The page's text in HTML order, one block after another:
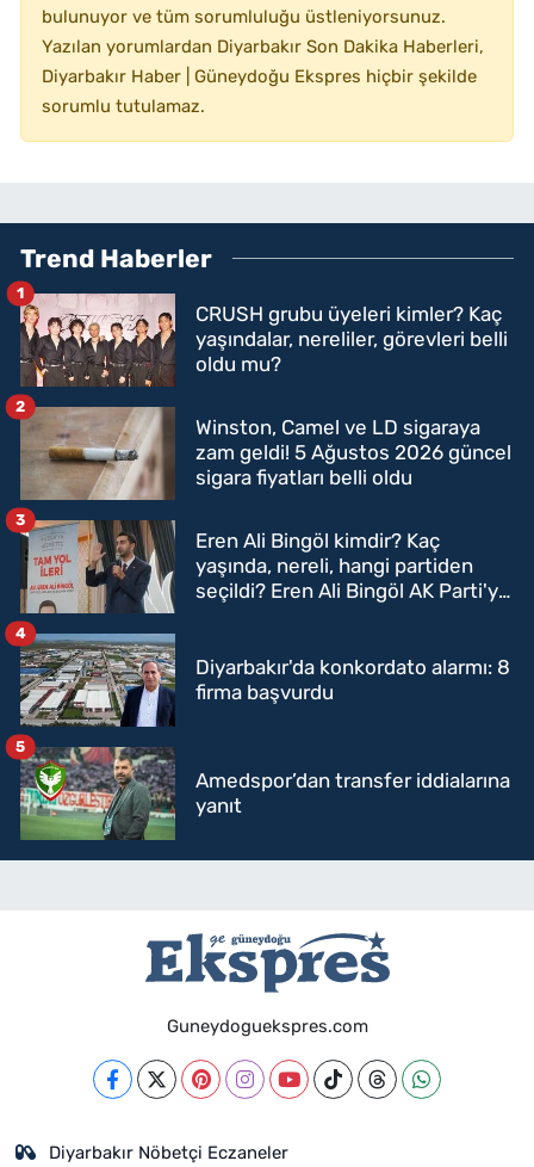
bulunuyor ve tüm sorumluluğu üstleniyorsunuz.
Yazılan yorumlardan Diyarbakır Son Dakika Haberleri,
Diyarbakır Haber | Güneydoğu Ekspres hiçbir şekilde
sorumlu tutulamaz.
Trend Haberler
CRUSH grubu üyeleri kimler? Kaç
yaşındalar, nereliler, görevleri belli
oldu mu?
1
Winston, Camel ve LD sigaraya
zam geldi! 5 Ağustos 2026 güncel
sigara fiyatları belli oldu
2
Eren Ali Bingöl kimdir? Kaç
yaşında, nereli, hangi partiden
seçildi? Eren Ali Bingöl AK Parti'ye
3
Diyarbakır'da konkordato alarmı: 8
firma başvurdu
4
Amedspor’dan transfer iddialarına
yanıt
5
Guneydoguekspres.com
Diyarbakır Nöbetçi Eczaneler